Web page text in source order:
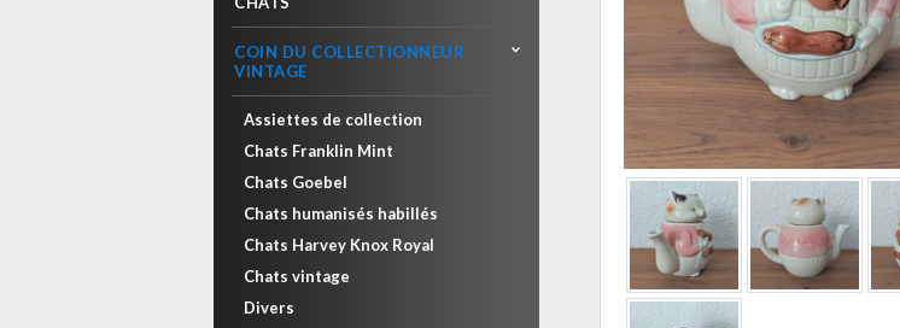
COIN DU COLLECTIONNEUR
VINTAGE
Assiettes de collection
Chats Franklin Mint
Chats Goebel
Chats humanisés habillés
Chats Harvey Knox Royal
Chats vintage
Divers